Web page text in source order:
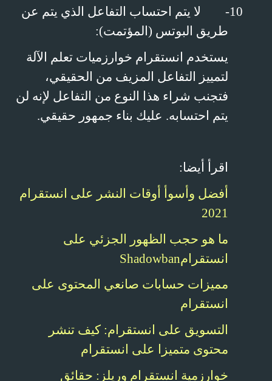
10-
لا يتم احتساب التفاعل الذي يتم عن
طريق البوتس (المؤتمت):
يستخدم انستقرام خوارزميات تعلم الآلة
لتمييز التفاعل المزيف من الحقيقي،
فتجنب شراء هذا النوع من التفاعل لإنه لن
يتم احتسابه. عليك بناء جمهور حقيقي.
اقرأ أيضا:
أفضل وأسوأ أوقات النشر على انستقرام
2021
ما هو حجب الظهور الجزئي على
انستقرامShadowban
مميزات حسابات صانعي المحتوى على
انستقرام
التسويق على انستقرام: كيف تنشر
محتوى متميزا على انستقرام
خوارزمية انستقرام وريلز: حقائق